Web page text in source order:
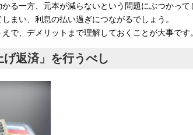
る一方、元本が減らないという問題にぶつかって
まい、利息の払い過ぎにつながるでしょう。
で、デメリットまで理解しておくことが大事です。
返済」を行うべし